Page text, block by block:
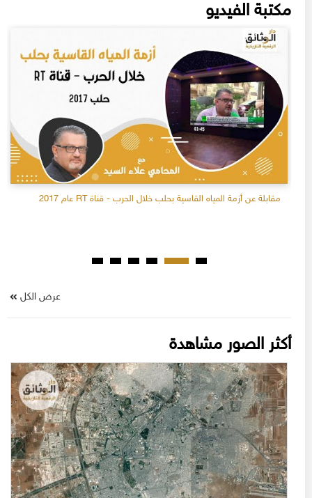
مكتبة الفيديو
مقابلة عن أزمة المياه القاسية بحلب خلال الحرب - قناة RT عام 2017
عرض الكل
أكثر الصور مشاهدة